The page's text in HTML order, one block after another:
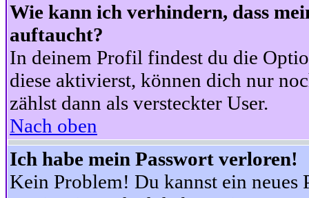
Wie kann ich verhindern, dass
auftaucht?
In deinem Profil findest du die
diese aktivierst, können dich nur
zählst dann als versteckter User.
Nach oben
Ich habe mein Passwort verloren!
Kein Problem! Du kannst ein neues